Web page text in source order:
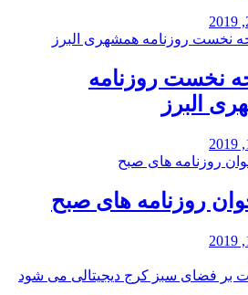
نخست روزنامه‌
البرز
روزنامه های صبح